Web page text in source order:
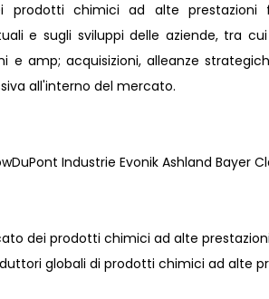
chimici ad alte prestazioni
e sugli sviluppi delle aziende, tra
e amp; acquisizioni, alleanze
all'interno del mercato.
Industrie Evonik Ashland Bayer
dei prodotti chimici ad alte prestazioni
globali di prodotti chimici ad alte